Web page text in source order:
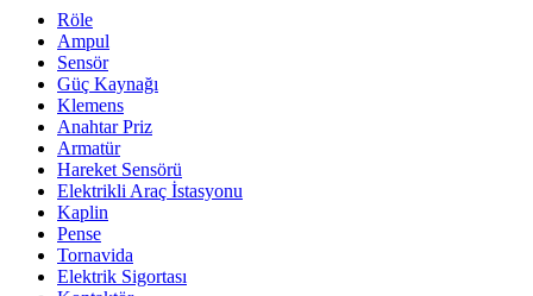
Röle
Ampul
Sensör
Güç Kaynağı
Klemens
Anahtar Priz
Armatür
Hareket Sensörü
Elektrikli Araç İstasyonu
Kaplin
Pense
Tornavida
Elektrik Sigortası